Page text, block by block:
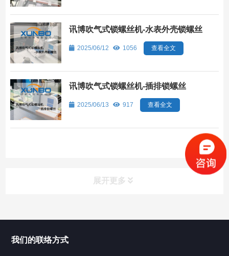
讯博吹气式锁螺丝机-水表外壳锁螺丝
2025/06/12 1056 查看全文
讯博吹气式锁螺丝机-插排锁螺丝
2025/06/13 917 查看全文
展开更多
我们的联络方式